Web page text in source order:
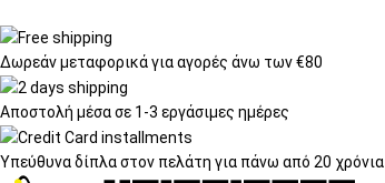
Δωρεάν μεταφορικάγια αγορές άνω των €80
Αποστολή μέσα σε 1-3 εργάσιμες ημέρες
Υπεύθυνα δίπλα στον πελάτη για πάνω από 20 χρόνια